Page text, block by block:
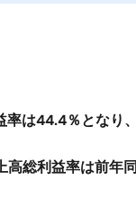
は44.4％となり
総利益率は前年